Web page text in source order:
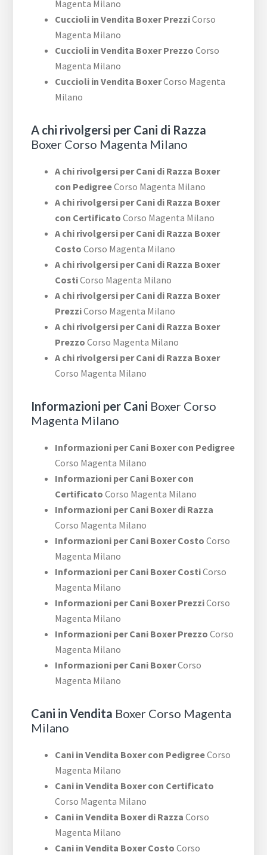
Magenta Milano
Cuccioli in Vendita Boxer PrezziCorso
Magenta Milano
Cuccioli in Vendita Boxer Prezzo Corso
Magenta Milano
Cuccioli in Vendita BoxerCorso Magenta
Milano
A chi rivolgersi per Cani di Razza
Boxer Corso Magenta Milano
A chi rivolgersi per Cani di Razza Boxer
con PedigreeCorso Magenta Milano
A chi rivolgersi per Cani di Razza Boxer
con Certificato Corso Magenta Milano
A chi rivolgersi per Cani di Razza Boxer
Costo Corso Magenta Milano
A chi rivolgersi per Cani di Razza Boxer
CostiCorso Magenta Milano
A chi rivolgersi per Cani di Razza Boxer
PrezziCorso Magenta Milano
A chi rivolgersi per Cani di Razza Boxer
Prezzo Corso Magenta Milano
A chi rivolgersi per Cani di Razza Boxer
Corso Magenta Milano
Informazioni per Cani Boxer Corso
Magenta Milano
Informazioni per Cani Boxer con Pedigree
Corso Magenta Milano
Informazioni per Cani Boxer con
Certificato Corso Magenta Milano
Informazioni per Cani Boxer di Razza
Corso Magenta Milano
Informazioni per Cani Boxer Costo Corso
Magenta Milano
Informazioni per Cani Boxer CostiCorso
Magenta Milano
Informazioni per Cani Boxer PrezziCorso
Magenta Milano
Informazioni per Cani Boxer Prezzo Corso
Magenta Milano
Informazioni per Cani BoxerCorso
Magenta Milano
Cani in Vendita Boxer Corso Magenta
Milano
Cani in Vendita Boxer con PedigreeCorso
Magenta Milano
Cani in Vendita Boxer con Certificato
Corso Magenta Milano
Cani in Vendita Boxer di Razza Corso
Magenta Milano
Cani in Vendita Boxer Costo Corso